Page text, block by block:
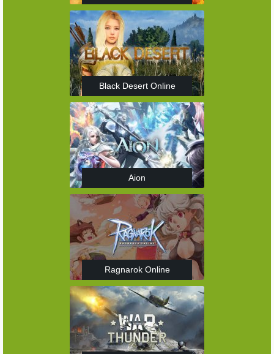
Black Desert Online
Aion
Ragnarok Online